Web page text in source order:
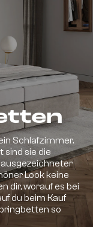
Schlafzimmer.
sind sie die
ausgezeichneter
Look keine
dir, worauf es bei
du beim Kauf
so